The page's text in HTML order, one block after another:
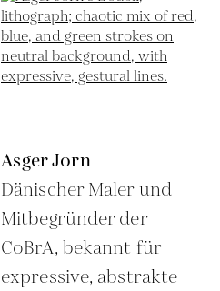
Asger Jorn
Dänischer Maler und
Mitbegründer der
CoBrA, bekannt für
expressive, abstrakte